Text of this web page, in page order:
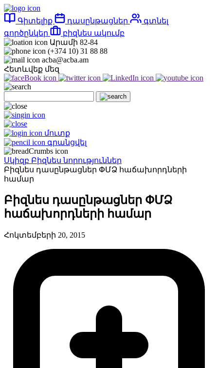
Գիտելիք դասընթացներ
գտնել
գործընկեր
բիզնես ակումբ
Արամի 82-84
(+374 10) 31 88 88
acba@acba.am
Հետևվեք մեզ
մուտք
գրանցվել
Սկիզբ Բիզնես նորություններ
Բիզնես դասընթացներ ՓՄՁ հաճախորդների
համար
Բիզնես դասընթացներ ՓՄՁ
հաճախորդների համար
Հոկտեմբերի 20, 2015